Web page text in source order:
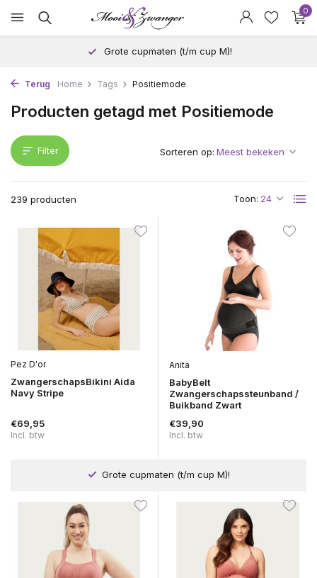
0
Grote cupmaten (t/m cup M)!
Terug Home Tags Positiemode
Producten getagd met Positiemode
Filter
239 producten Toon:
Sorteren op:
Pez D'or
ZwangerschapsBikini Aida
Navy Stripe
€69,95
Incl. btw
Anita
BabyBelt
Zwangerschapssteunband /
Buikband Zwart
€39,90
Incl. btw
Grote cupmaten (t/m cup M)!